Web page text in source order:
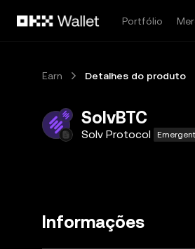
Portfólio
Earn Detalhes do produto
SolvBTC
Solv Protocol
Informações